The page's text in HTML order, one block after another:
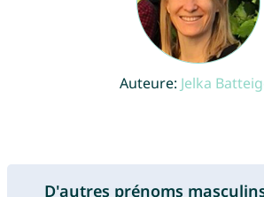
Auteure: Jelka
D'autres prénoms